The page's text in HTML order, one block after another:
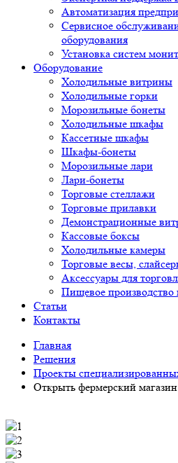
Автоматизация
Сервисное
оборудования
Установка систем
Оборудование
Холодильные витрины
Холодильные горки
Морозильные бонеты
Холодильные шкафы
Кассетные шкафы
Шкафы-бонеты
Морозильные лари
Лари-бонеты
Торговые стеллажи
Торговые прилавки
Демонстрационные
Кассовые боксы
Холодильные камеры
Торговые весы,
Аксессуары для
Пищевое
Статьи
Контакты
Главная
Решения
Проекты
Открыть фермерский магазин